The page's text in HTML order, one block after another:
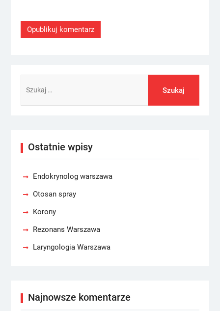
Ostatnie wpisy
Endokrynolog warszawa
Otosan spray
Korony
Rezonans Warszawa
Laryngologia Warszawa
Najnowsze komentarze